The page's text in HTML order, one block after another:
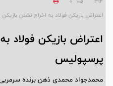
اعتراض بازیکن فولاد به اخراج نشدن
اعتراض بازیکن فولاد
پرسپولیس
محمدجواد محمدی ذهن برنده سرمربی